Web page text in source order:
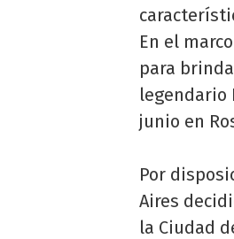
En el
para
legendario
junio en
Por
Aires
la Ciudad